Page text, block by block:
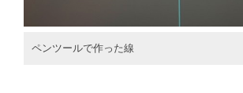
ペンツールで作った線